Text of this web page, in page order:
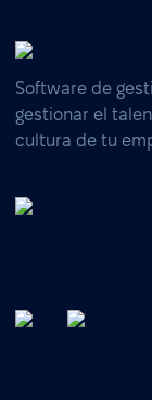
Software de
gestionar el
cultura de tu